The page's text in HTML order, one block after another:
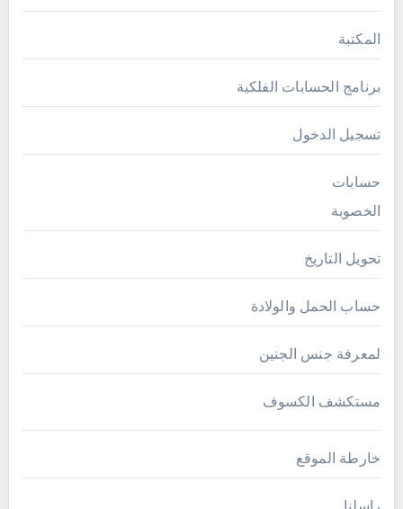
المكتبة
برنامج الحسابات الفلكية
تسجيل الدخول
حسابات
الخصوبة
تحويل التاريخ
حساب الحمل والولادة
لمعرفة جنس الجنين
مستكشف الكسوف
خارطة الموقع